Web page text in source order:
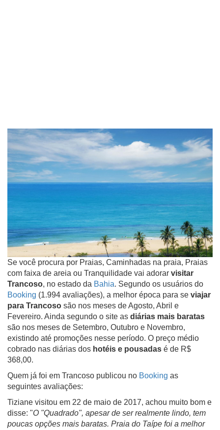
Se você procura por Praias, Caminhadas na praia, Praias
com faixa de areia ou Tranquilidade vai adorar visitar
Trancoso, no estado da Bahia. Segundo os usuários do
Booking (1.994 avaliações), a melhor época para se viajar
para Trancoso são nos meses de Agosto, Abril e
Fevereiro. Ainda segundo o site as diárias mais baratas
são nos meses de Setembro, Outubro e Novembro,
existindo até promoções nesse período. O preço médio
cobrado nas diárias dos hotéis e pousadas é de R$
368,00.
Quem já foi em Trancoso publicou no Booking as
seguintes avaliações:
Tiziane visitou em 22 de maio de 2017, achou muito bom e
disse: "O "Quadrado", apesar de ser realmente lindo, tem
poucas opções mais baratas. Praia do Taípe foi a melhor